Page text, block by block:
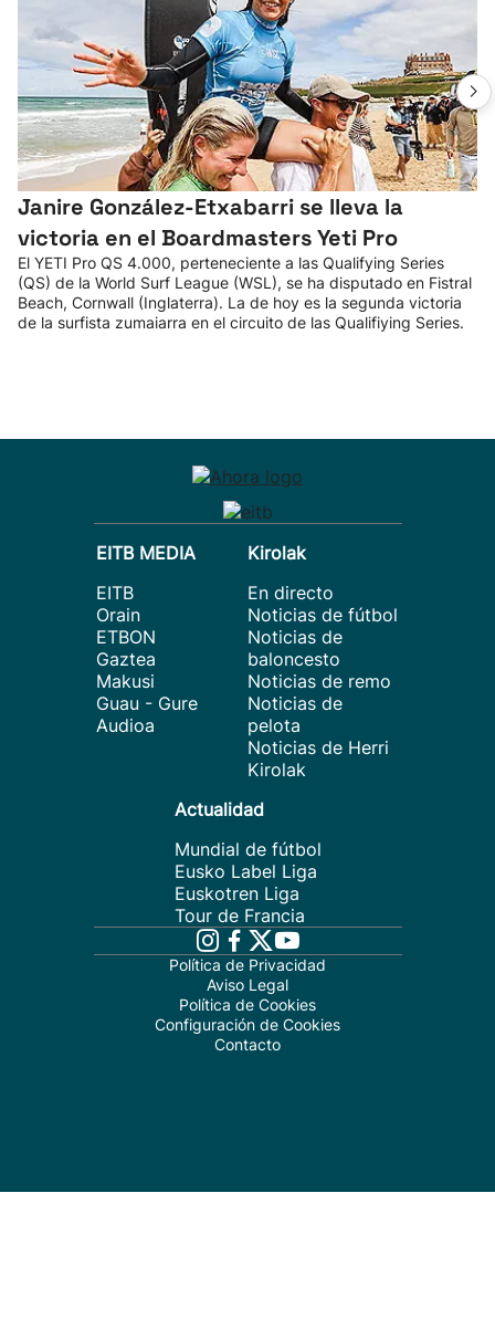
Janire González-Etxabarri se lleva la
victoria en el Boardmasters Yeti Pro
El YETI Pro QS 4.000, perteneciente a las Qualifying Series
(QS) de la World Surf League (WSL), se ha disputado en Fistral
Beach, Cornwall (Inglaterra). La de hoy es la segunda victoria
de la surfista zumaiarra en el circuito de las Qualifiying Series.
EITB MEDIA
EITB
Orain
ETBON
Gaztea
Makusi
Guau - Gure
Audioa
Kirolak
En directo
Noticias de fútbol
Noticias de
baloncesto
Noticias de remo
Noticias de
pelota
Noticias de Herri
Kirolak
Actualidad
Mundial de fútbol
Eusko Label Liga
Euskotren Liga
Tour de Francia
Política de Privacidad
Aviso Legal
Política de Cookies
Configuración de Cookies
Contacto